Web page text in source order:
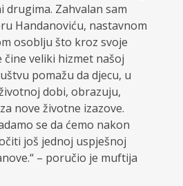
drugima. Zahvalan sam
Handanoviću, nastavnom
osoblju što kroz svoje
čine veliki hizmet našoj
pomažu da djecu, u
dobi, obrazuju,
nove životne izazove.
se da ćemo nakon
još jednoj uspješnoj
– poručio je muftija